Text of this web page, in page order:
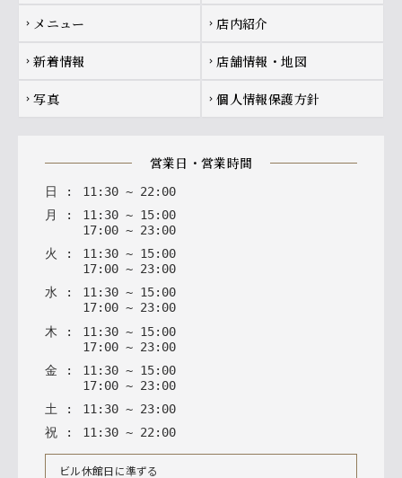
chevron_right メニュー chevron_right 店内紹介
chevron_right 新着情報 chevron_right 店舗情報・地図
chevron_right 写真 chevron_right 個人情報保護方針
営業日・営業時間
日 : 11 : 30 ~ 22 : 00
月
: 11 : 30 ~ 15: 00
17: 00 ~ 23: 00
火
: 11: 30 ~ 15: 00
17: 00 ~ 23: 00
水 : 11: 30 ~ 15: 00
17: 00 ~ 23: 00
木 : 11 : 30 ~ 15: 00
17: 00 ~ 23: 00
金 : 11 : 30 ~ 15: 00
17: 00 ~ 23: 00
土 : 11 : 30 ~ 23: 00
祝 : 11 : 30 ~ 22 : 00
ビル休館日に準ずる